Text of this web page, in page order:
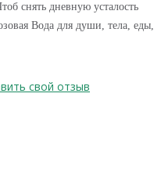
снять дневную усталость
Вода для души, тела, еды,
свой отзыв